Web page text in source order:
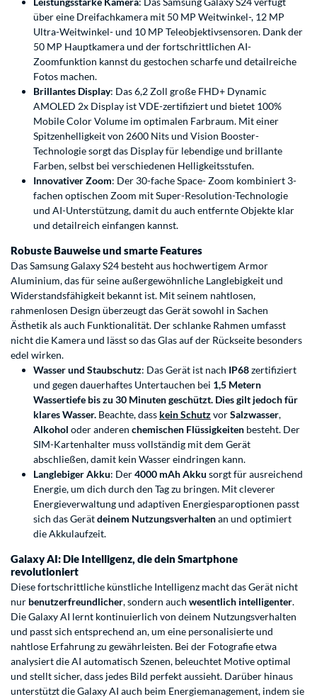
über eine Dreifachkamera mit 50 MP Weitwinkel-, 12 MP
Ultra-Weitwinkel- und 10 MP Teleobjektivsensoren. Dank der
50 MP Hauptkamera und der fortschrittlichen AI-
Zoomfunktion kannst du gestochen scharfe und detailreiche
Fotos machen.
Brillantes Display: Das 6,2 Zoll große FHD+ Dynamic
AMOLED 2x Display ist VDE-zertifiziert und bietet 100%
Mobile Color Volume im optimalen Farbraum. Mit einer
Spitzenhelligkeit von 2600 Nits und Vision Booster-
Technologie sorgt das Display für lebendige und brillante
Farben, selbst bei verschiedenen Helligkeitsstufen.
Innovativer Zoom: Der 30-fache Space- Zoom kombiniert 3-
fachen optischen Zoom mit Super-Resolution-Technologie
und AI-Unterstützung, damit du auch entfernte Objekte klar
und detailreich einfangen kannst.
Robuste Bauweise und smarte Features
Das Samsung Galaxy S24 besteht aus hochwertigem Armor
Aluminium, das für seine außergewöhnliche Langlebigkeit und
Widerstandsfähigkeit bekannt ist. Mit seinem nahtlosen,
rahmenlosen Design überzeugt das Gerät sowohl in Sachen
Ästhetik als auch Funktionalität. Der schlanke Rahmen umfasst
nicht die Kamera und lässt so das Glas auf der Rückseite besonders
edel wirken.
Wasser und Staubschutz: Das Gerät ist nach IP68zertifiziert
und gegen dauerhaftes Untertauchen bei 1,5 Metern
Wassertiefe bis zu 30 Minuten geschützt. Dies gilt jedoch für
klares Wasser. Beachte, dass kein SchutzvorSalzwasser,
Alkohol oder anderen chemischen Flüssigkeiten besteht. Der
SIM-Kartenhalter muss vollständig mit dem Gerät
abschließen, damit kein Wasser eindringen kann.
Langlebiger Akku: Der4000 mAh Akku sorgt für ausreichend
Energie, um dich durch den Tag zu bringen. Mit cleverer
Energieverwaltung und adaptiven Energiesparoptionen passt
sich das Gerätdeinem Nutzungsverhaltenan und optimiert
die Akkulaufzeit.
Galaxy AI: Die Intelligenz, die dein Smartphone
revolutioniert
Diese fortschrittliche künstliche Intelligenz macht das Gerät nicht
nur benutzerfreundlicher, sondern auch wesentlich intelligenter.
Die Galaxy AI lernt kontinuierlich von deinem Nutzungsverhalten
und passt sich entsprechend an, um eine personalisierte und
nahtlose Erfahrung zu gewährleisten. Bei der Fotografie etwa
analysiert die AI automatisch Szenen, beleuchtet Motive optimal
und stellt sicher, dass jedes Bild perfekt aussieht. Darüber hinaus
unterstützt die Galaxy AI auch beim Energiemanagement, indem sie